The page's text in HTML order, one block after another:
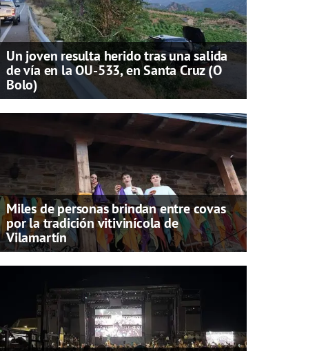
Un joven resulta herido tras una salida
de vía en la OU-533, en Santa Cruz (O
Bolo)
Miles de personas brindan entre covas
por la tradición vitivinícola de
Vilamartín